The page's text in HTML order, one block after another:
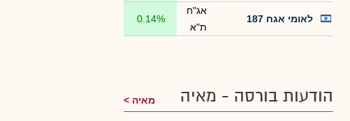
לאומי אגח 187
אג"ח
ת"א
0.14%
הודעות בורסה - מאיה מאיה